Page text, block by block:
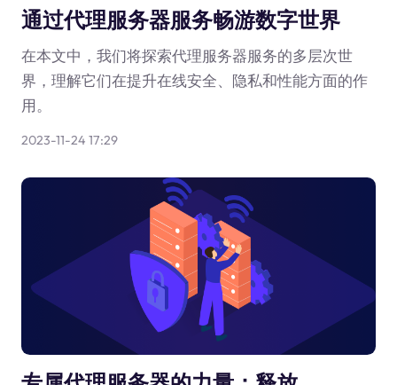
通过代理服务器服务畅游数字世界
在本文中，我们将探索代理服务器服务的多层次世
界，理解它们在提升在线安全、隐私和性能方面的作
用。
2023-11-24 17:29